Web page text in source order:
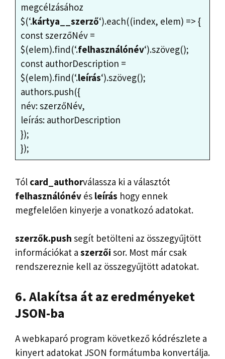
megcélzásához
$(‘.kártya__szerző‘).each((index, elem) => {
const szerzőNév =
$(elem).find(‘.felhasználónév‘).szöveg();
const authorDescription =
$(elem).find(‘.leírás‘).szöveg();
authors.push({
név: szerzőNév,
leírás: authorDescription
});
});
Tól card_authorválassza ki a választót
felhasználónév és leírás hogy ennek
megfelelően kinyerje a vonatkozó adatokat.
szerzők.push segít betölteni az összegyűjtött
információkat a szerzői sor. Most már csak
rendszereznie kell az összegyűjtött adatokat.
6. Alakítsa át az eredményeket
JSON-ba
A webkaparó program következő kódrészlete a
kinyert adatokat JSON formátumba konvertálja.